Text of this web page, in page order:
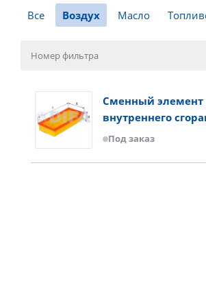
Все Воздух Масло
Сменный элемент
внутреннего
Под заказ